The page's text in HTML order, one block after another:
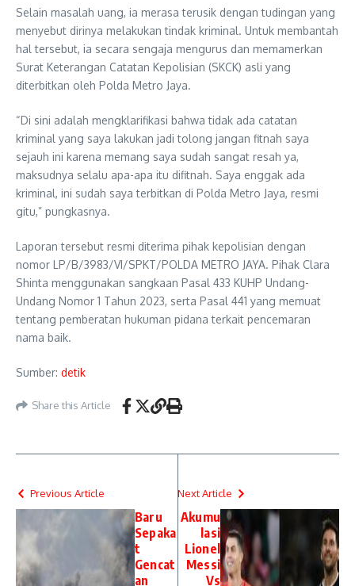
Selain masalah uang, ia merasa terusik dengan tudingan yang
menyebut dirinya melakukan tindak kriminal. Untuk membantah
hal tersebut, ia secara sengaja mengurus dan memamerkan
Surat Keterangan Catatan Kepolisian (SKCK) asli yang
diterbitkan oleh Polda Metro Jaya.
“Di sini adalah mengklarifikasi bahwa tidak ada catatan
kriminal yang saya lakukan jadi tolong jangan fitnah saya
sejauh ini karena memang saya sudah sangat resah ya,
maksudnya selalu apa-apa itu difitnah. Saya enggak ada
kriminal, ini sudah saya terbitkan di Polda Metro Jaya, resmi
gitu,” pungkasnya.
Laporan tersebut resmi diterima pihak kepolisian dengan
nomor LP/B/3983/VI/SPKT/POLDA METRO JAYA. Pihak Clara
Shinta menggunakan sangkaan Pasal 433 KUHP Undang-
Undang Nomor 1 Tahun 2023, serta Pasal 441 yang memuat
tentang pemberatan hukuman pidana terkait pencemaran
nama baik.
Sumber: detik
Share this Article
Previous Article
Baru
Sepaka
t
Gencat
an
Next Article
Akumu
lasi
Lionel
Messi
Vs